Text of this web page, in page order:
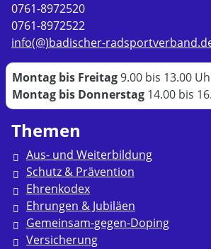
0761-8972520
0761-8972522
info(@)badischer-
Montag bis Freitag9.00 bis 13.00
Montag bis Donnerstag 14.00 bis
Themen
Aus- und Weiterbildung
Schutz & Prävention
Ehrenkodex
Ehrungen & Jubiläen
Gemeinsam-gegen-Doping
Versicherung